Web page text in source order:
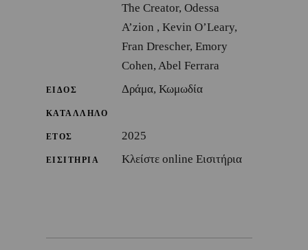
The Creator, Odessa
A’zion , Kevin O’Leary,
Fran Drescher, Emory
Cohen, Abel Ferrara
ΕΙΔΟΣ Δράμα, Κωμωδία
ΚΑΤΑΛΛΗΛΟ
ΕΤΟΣ 2025
ΕΙΣΙΤΗΡΙΑ Κλείστε online Εισιτήρια